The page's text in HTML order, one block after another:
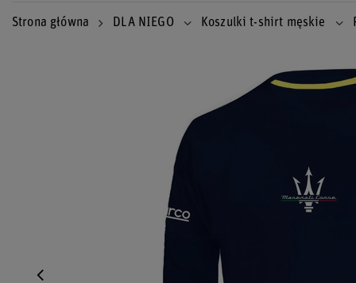
Strona główna DLA NIEGO Koszulki t-shirt męskie